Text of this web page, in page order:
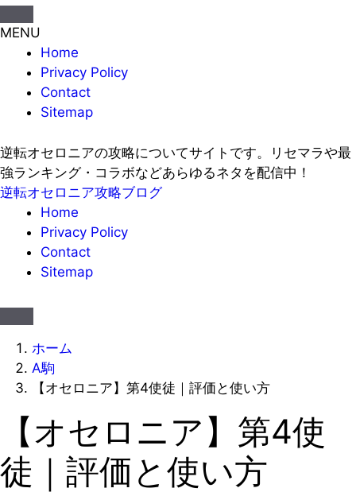
MENU
Home
Privacy Policy
Contact
Sitemap
逆転オセロニアの攻略についてサイトです。リセマラや最
強ランキング・コラボなどあらゆるネタを配信中！
逆転オセロニア攻略ブログ
Home
Privacy Policy
Contact
Sitemap
ホーム
A駒
【オセロニア】第4使徒｜評価と使い方
【オセロニア】第4使
徒｜評価と使い方